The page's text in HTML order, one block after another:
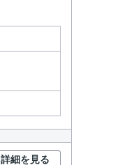
詳細を見る